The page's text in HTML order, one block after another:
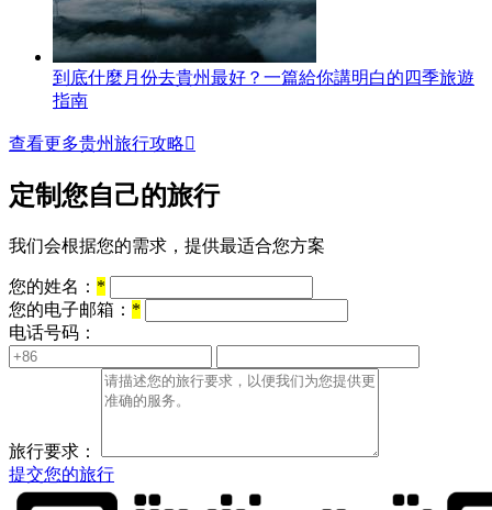
到底什麼月份去貴州最好？一篇給你講明白的四季旅遊
指南
查看更多贵州旅行攻略
定制您自己的旅行
我们会根据您的需求，提供最适合您方案
您的姓名： *
您的电子邮箱： *
电话号码：
旅行要求：
提交您的旅行